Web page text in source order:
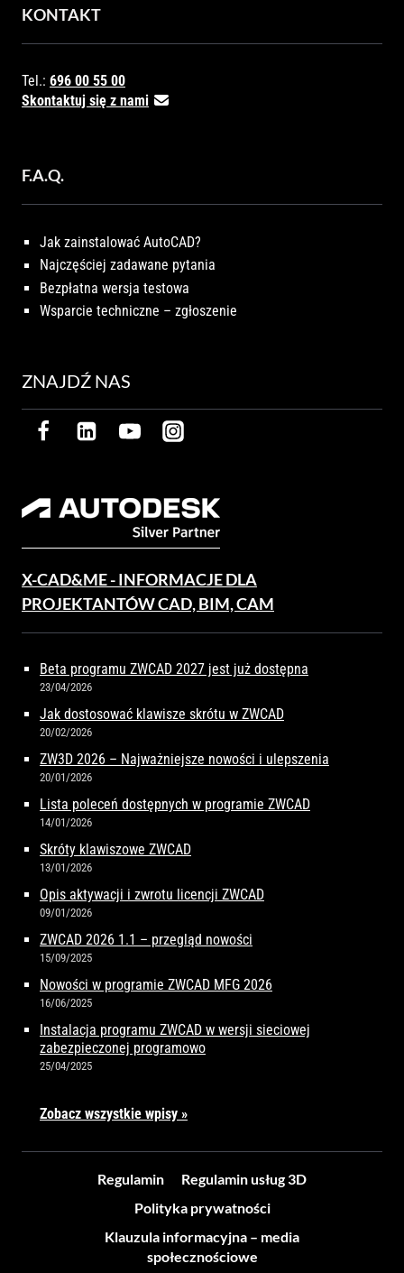
KONTAKT
Tel.: 696 00 55 00
Skontaktuj się z nami
F.A.Q.
Jak zainstalować AutoCAD?
Najczęściej zadawane pytania
Bezpłatna wersja testowa
Wsparcie techniczne – zgłoszenie
ZNAJDŹ NAS
X-CAD&ME - INFORMACJE DLA
PROJEKTANTÓW CAD, BIM, CAM
Beta programu ZWCAD 2027 jest już dostępna
23/04/2026
Jak dostosować klawisze skrótu w ZWCAD
20/02/2026
ZW3D 2026 – Najważniejsze nowości i ulepszenia
20/01/2026
Lista poleceń dostępnych w programie ZWCAD
14/01/2026
Skróty klawiszowe ZWCAD
13/01/2026
Opis aktywacji i zwrotu licencji ZWCAD
09/01/2026
ZWCAD 2026 1.1 – przegląd nowości
15/09/2025
Nowości w programie ZWCAD MFG 2026
16/06/2025
Instalacja programu ZWCAD w wersji sieciowej
zabezpieczonej programowo
25/04/2025
Zobacz wszystkie wpisy »
Regulamin
Regulamin usług 3D
Polityka prywatności
Klauzula informacyjna – media
społecznościowe